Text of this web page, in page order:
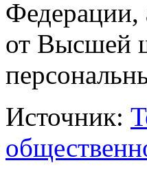
Федерации,
от Высшей
Источник: